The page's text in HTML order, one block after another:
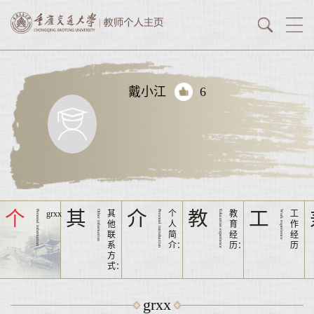
戴小江 6
个 Personal information grxx 其 Other information
其
他
联
系
方
式：
介 Peraonal introduction
个
人
简
介：
教 Education experience
教
育
经
历：
工 Work experience
工
作
经
历
grxx